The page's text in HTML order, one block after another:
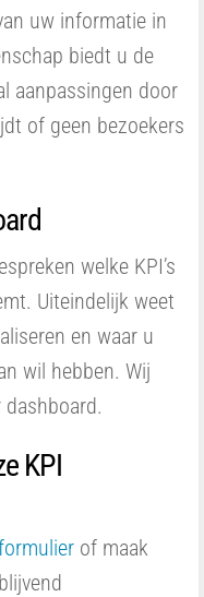
uw informatie in
biedt u de
aanpassingen door
of geen bezoekers
welke KPI’s
Uiteindelijk weet
en waar u
wil hebben. Wij
KPI
of maak